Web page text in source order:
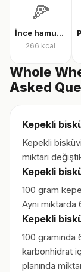
🍕
İnce hamur karışık pizza
266 kcal
Whole
Asked
Kepekli
Kepekli
miktarı
Kepekli
100 gram
Aynı miktarda
Kepekli
100
karbonhidrat
planında